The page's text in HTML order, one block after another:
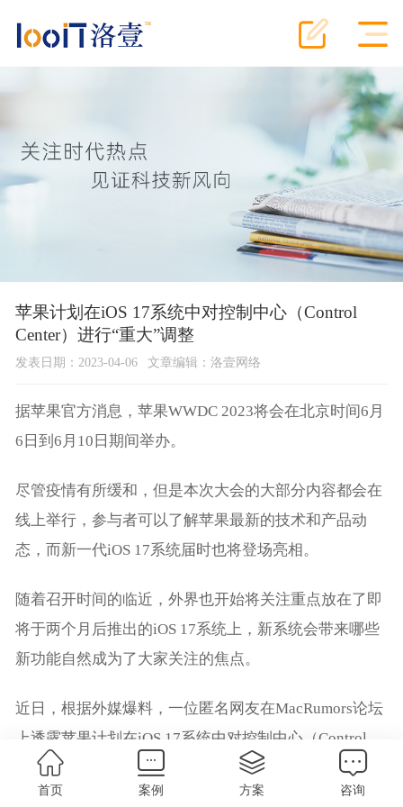
苹果计划在iOS 17系统中对控制中心（Control
Center）进行“重大”调整
发表日期：2023-04-06 文章编辑：洛壹网络
据苹果官方消息，苹果WWDC 2023将会在北京时间6月
6日到6月10日期间举办。
尽管疫情有所缓和，但是本次大会的大部分内容都会在
线上举行，参与者可以了解苹果最新的技术和产品动
态，而新一代iOS 17系统届时也将登场亮相。
随着召开时间的临近，外界也开始将关注重点放在了即
将于两个月后推出的iOS 17系统上，新系统会带来哪些
新功能自然成为了大家关注的焦点。
近日，根据外媒爆料，一位匿名网友在MacRumors论坛
上透露苹果计划在iOS 17系统中对控制中心（Control
Center）进行“重大”调整，考虑到这位匿名网友曾经准
确爆料在iPhone 14系列上出现的灵动岛设计，这条消息
首页 案例 方案 咨询